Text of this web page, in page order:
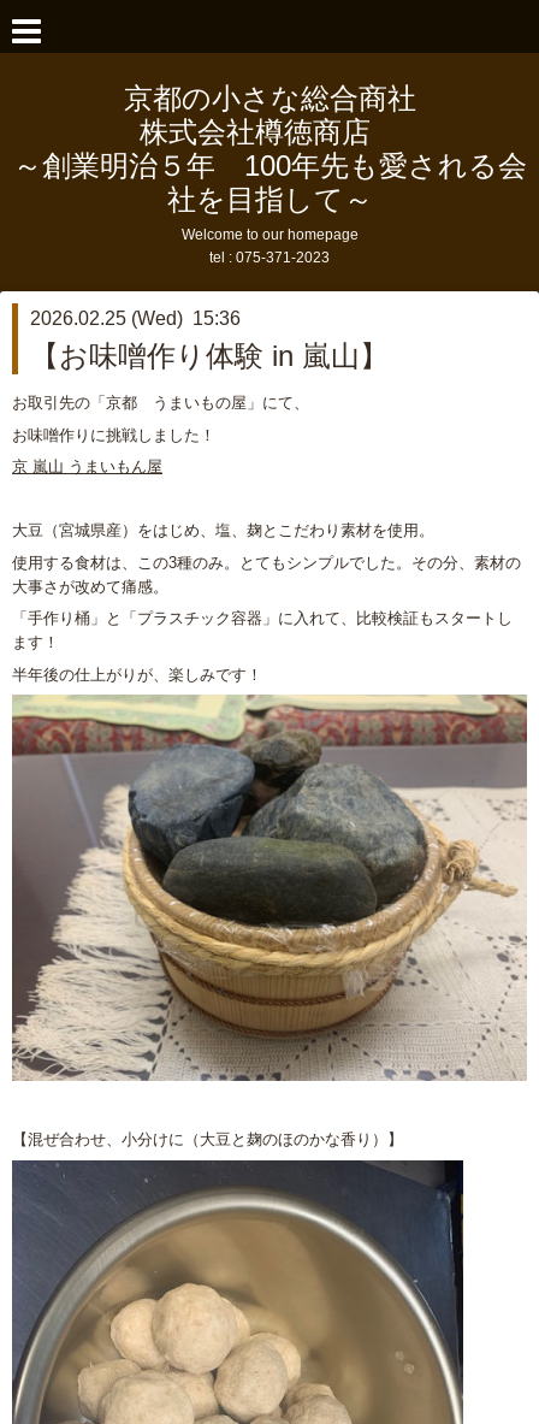
京都の小さな総合商社
株式会社樽徳商店
～創業明治５年 100年先も愛される会
社を目指して～
Welcome to our homepage
tel : 075-371-2023
2026.02.25 (Wed) 15:36
【お味噌作り体験 in 嵐山】
お取引先の「京都 うまいもの屋」にて、
お味噌作りに挑戦しました！
京 嵐山 うまいもん屋
大豆（宮城県産）をはじめ、塩、麹とこだわり素材を使用。
使用する食材は、この3種のみ。とてもシンプルでした。その分、素材の
大事さが改めて痛感。
「手作り桶」と「プラスチック容器」に入れて、比較検証もスタートし
ます！
半年後の仕上がりが、楽しみです！
【混ぜ合わせ、小分けに（大豆と麹のほのかな香り）】